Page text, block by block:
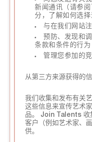
新闻通讯（请参
分，了解如何选择
与在我们网站
预防、发现和
条款和条件的行为
管理您参加的
从第三方来源获得的
我们收集和发布有关
这些信息来宣传艺术
品。 Join Talents 收
客户（例如艺术家、
供。